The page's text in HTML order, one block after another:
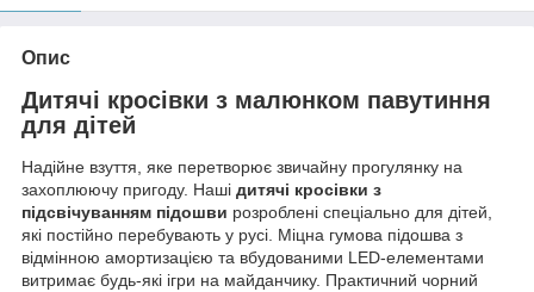
Опис
Дитячі кросівки з малюнком павутиння
для дітей
Надійне взуття, яке перетворює звичайну прогулянку на
захоплюючу пригоду. Наші дитячі кросівки з
підсвічуванням підошви розроблені спеціально для дітей,
які постійно перебувають у русі. Міцна гумова підошва з
відмінною амортизацією та вбудованими LED-елементами
витримає будь-які ігри на майданчику. Практичний чорний